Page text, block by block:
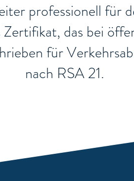
professionell für
das bei
für
nach RSA 21.